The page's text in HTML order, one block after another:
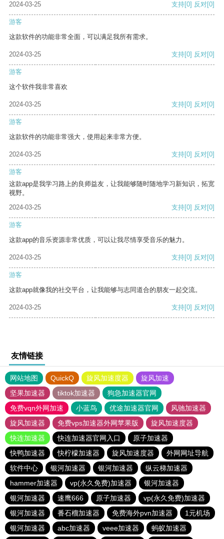
2024-03-25 支持[0] 反对[0]
游客
这款软件的功能非常全面，可以满足我所有需求。
2024-03-25 支持[0] 反对[0]
游客
这个软件我非常喜欢
2024-03-25 支持[0] 反对[0]
游客
这款软件的功能非常强大，使用起来非常方便。
2024-03-25 支持[0] 反对[0]
游客
这款app是我学习路上的良师益友，让我能够随时随地学习新知识，拓宽
视野。
2024-03-25
支持[0] 反对[0]
游客
这款app的音乐资源非常优质，可以让我尽情享受音乐的魅力。
2024-03-25 支持[0] 反对[0]
游客
这款app就像我的社交平台，让我能够与志同道合的朋友一起交流。
2024-03-25 支持[0] 反对[0]
友情链接
网站地图 QuickQ 旋风加速度器
旋风加速
坚果加速器
tiktok加速器
狗急加速器官网
免费vqn外网加速
小蓝鸟 优途加速器官网
风驰加速器
旋风加速器
免费vps加速器外网苹果版
旋风加速度器
快连加速器
快连加速器官网入口
原子加速器
快鸭加速器
快柠檬加速器 旋风加速度器
外网网址导航
软件中心
银河加速器 银河加速器
纵云梯加速器
hammer加速器
vp(永久免费)加速器
银河加速器
银河加速器
速鹰666 原子加速器
vp(永久免费)加速器
银河加速器
番石榴加速器 免费海外pvn加速器
1元机场
银河加速器
abc加速器 veee加速器 蚂蚁加速器